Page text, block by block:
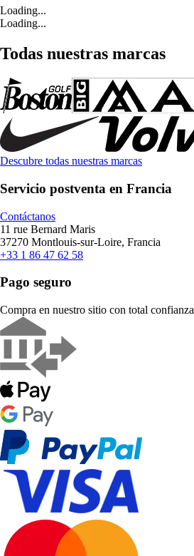
Loading...
Loading...
Todas nuestras marcas
Descubre todas nuestras marcas
Servicio postventa en Francia
Contáctanos
11 rue Bernard Maris
37270 Montlouis-sur-Loire, Francia
+33 1 86 47 62 58
Pago seguro
Compra en nuestro sitio con total confianza